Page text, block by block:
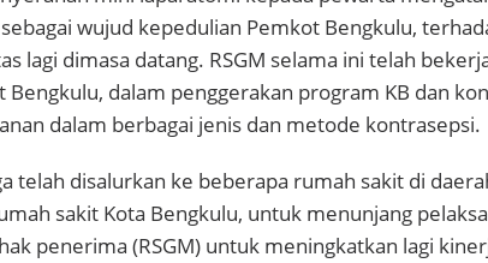
wujud kepedulian Pemkot Bengkulu,
lagi dimasa datang. RSGM selama ini telah
Bengkulu, dalam penggerakan program KB dan
dalam berbagai jenis dan metode kontrasepsi.
telah disalurkan ke beberapa rumah sakit di
sakit Kota Bengkulu, untuk menunjang
penerima (RSGM) untuk meningkatkan lagi